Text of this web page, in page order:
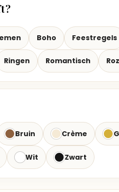
Boho Feestregels
Ringen Romantisch
Bruin Crème
Wit Zwart